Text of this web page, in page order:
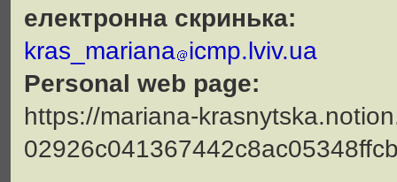
електронна скринька:
kras_mariana icmp.lviv.ua
Personal web page:
https://mariana-